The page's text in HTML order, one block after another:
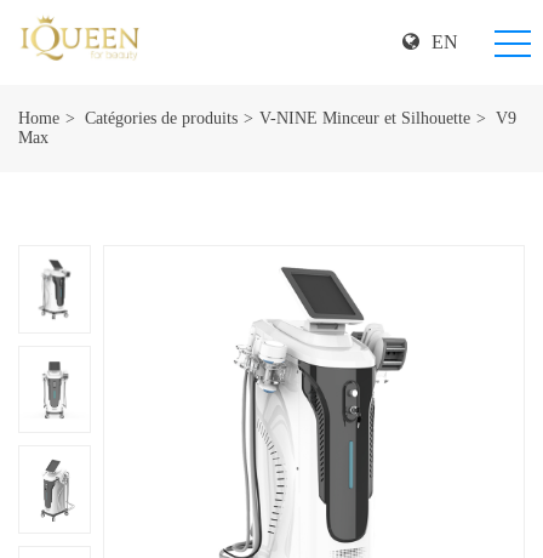
EN
Home Catégories de produits V-NINE Minceur et Silhouette
V9
Max